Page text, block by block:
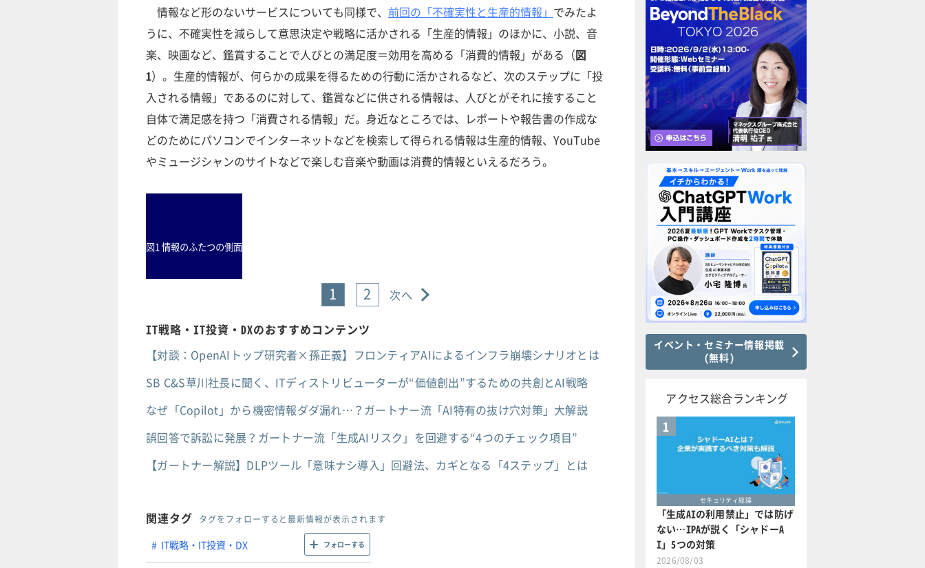
情報など形のないサービスについても同様で、 前回の「不確実性と生産的情報」 でみたよ
うに、不確実性を減らして意思決定や戦略に活かされる「生産的情報」のほかに、小説、音
楽、映画など、鑑賞することで人びとの満足度＝効用を高める「消費的情報」がある（図
1）。生産的情報が、何らかの成果を得るための行動に活かされるなど、次のステップに「投
入される情報」であるのに対して、鑑賞などに供される情報は、人びとがそれに接すること
自体で満足感を持つ「消費される情報」だ。身近なところでは、レポートや報告書の作成な
どのためにパソコンでインターネットなどを検索して得られる情報は生産的情報、YouTube
やミュージシャンのサイトなどで楽しむ音楽や動画は消費的情報といえるだろう。
図1 情報のふたつの側面
1 2 次へ
IT戦略・IT投資・DXのおすすめコンテンツ
【対談：OpenAIトップ研究者×孫正義】フロンティアAIによるインフラ崩壊シナリオとは
SB C&S草川社長に聞く、ITディストリビューターが“価値創出”するための共創とAI戦略
なぜ「Copilot」から機密情報ダダ漏れ…？ガートナー流「AI特有の抜け穴対策」大解説
誤回答で訴訟に発展？ガートナー流「生成AIリスク」を回避する“4つのチェック項目”
【ガートナー解説】DLPツール「意味ナシ導入」回避法、カギとなる「4ステップ」とは
関連タグ タグをフォローすると最新情報が表示されます
IT戦略・IT投資・DX フォローする
イベント・セミナー情報掲載
(無料)
アクセス総合ランキング
1
セキュリティ総論
「生成AIの利用禁止」では防げ
ない…IPAが説く「シャドーA
I」5つの対策
2026/08/03